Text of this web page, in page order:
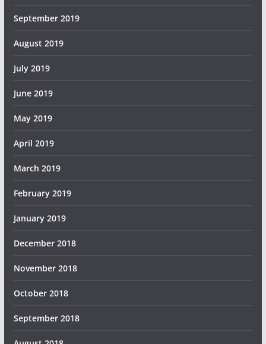
September 2019
August 2019
July 2019
June 2019
May 2019
April 2019
March 2019
February 2019
January 2019
December 2018
November 2018
October 2018
September 2018